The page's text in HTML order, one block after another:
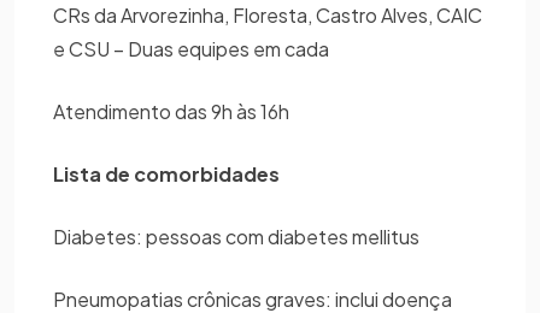
CRs da Arvorezinha, Floresta, Castro Alves, CAIC
e CSU – Duas equipes em cada
Atendimento das 9h às 16h
Lista de comorbidades
Diabetes: pessoas com diabetes mellitus
Pneumopatias crônicas graves: inclui doença